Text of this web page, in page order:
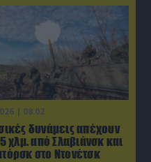
| 08:02
δυνάμεις απέχουν
χλμ. από Σλαβιάνσκ και
στο Ντονέτσκ